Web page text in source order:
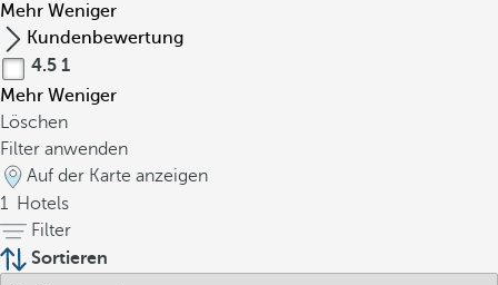
Mehr Weniger
Kundenbewertung
4.5 1
Mehr Weniger
Löschen
Filter anwenden
Auf der Karte anzeigen
1 Hotels
Filter
Sortieren